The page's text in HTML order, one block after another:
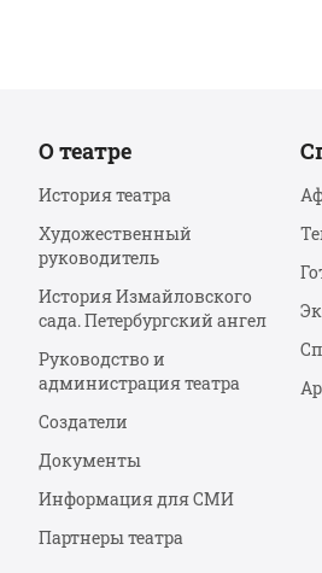
О театре
История театра
Художественный
руководитель
История Измайловского
сада. Петербургский ангел
Руководство и
администрация театра
Создатели
Документы
Информация для СМИ
Партнеры театра